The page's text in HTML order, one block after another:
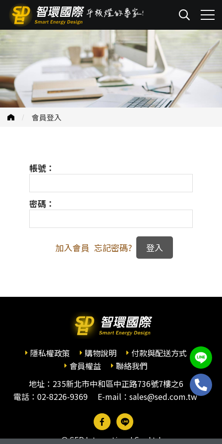
會員登入
帳號：
密碼：
加入會員 忘記密碼?
隱私權政策 購物說明
付款與配送方式
會員權益
聯絡我們
地址：235新北市中和區中正路736號7樓之6
電話： 02-8226-9369 E-mail：sales@sed.com.tw
© SED International Co., Ltd